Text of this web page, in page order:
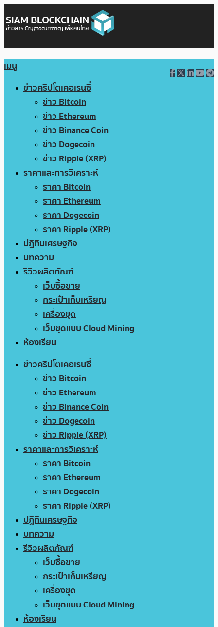
เมนู
ข่าวคริปโตเคอเรนซี่
ข่าว Bitcoin
ข่าว Ethereum
ข่าว Binance Coin
ข่าว Dogecoin
ข่าว Ripple (XRP)
ราคาและการวิเคราะห์
ราคา Bitcoin
ราคา Ethereum
ราคา Dogecoin
ราคา Ripple (XRP)
ปฏิทินเศรษฐกิจ
บทความ
รีวิวผลิตภัณฑ์
เว็บซื้อขาย
กระเป๋าเก็บเหรียญ
เครื่องขุด
เว็บขุดแบบ Cloud Mining
ห้องเรียน
ข่าวคริปโตเคอเรนซี่
ข่าว Bitcoin
ข่าว Ethereum
ข่าว Binance Coin
ข่าว Dogecoin
ข่าว Ripple (XRP)
ราคาและการวิเคราะห์
ราคา Bitcoin
ราคา Ethereum
ราคา Dogecoin
ราคา Ripple (XRP)
ปฏิทินเศรษฐกิจ
บทความ
รีวิวผลิตภัณฑ์
เว็บซื้อขาย
กระเป๋าเก็บเหรียญ
เครื่องขุด
เว็บขุดแบบ Cloud Mining
ห้องเรียน